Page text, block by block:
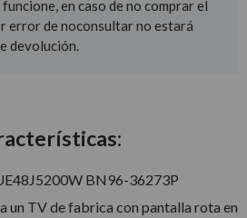
en caso de no comprar el
error de noconsultar no estará
devolución.
BN96-36273P
un TV de fabrica con pantalla rota en